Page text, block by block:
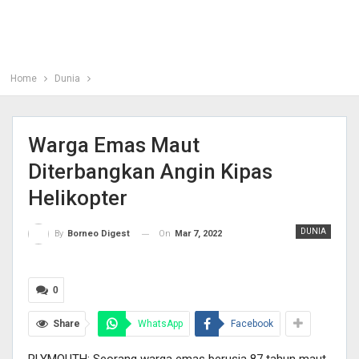
Home Dunia
Warga Emas Maut
Diterbangkan Angin Kipas
Helikopter
DUNIA
By Borneo Digest On Mar 7, 2022
0
Share WhatsApp Facebook